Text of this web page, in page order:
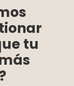
tu